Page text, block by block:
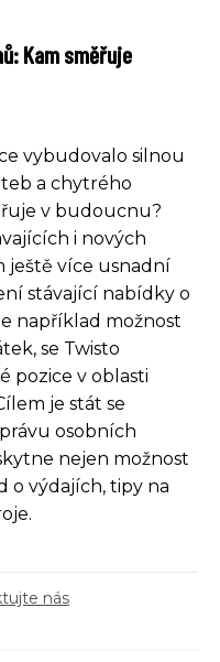
Kam směřuje
vybudovalo silnou
a chytrého
v budoucnu?
i nových
ještě více usnadní
stávající nabídky o
například možnost
se Twisto
pozice v oblasti
je stát se
osobních
nejen možnost
o výdajích, tipy na
nás